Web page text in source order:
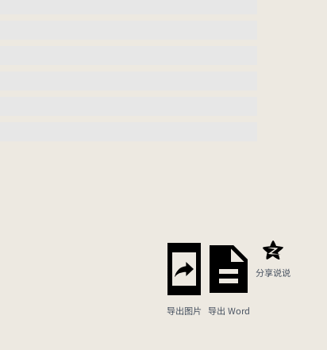
导出图片 导出 Word
分享说说